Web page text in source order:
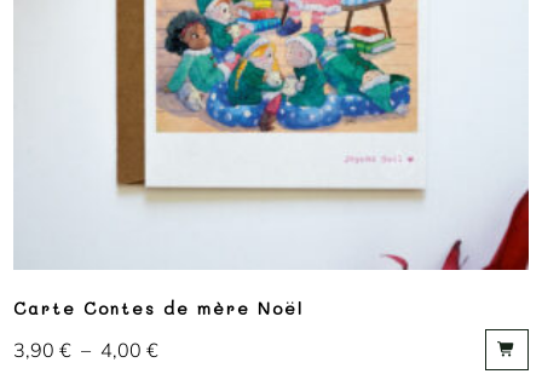
Carte Contes de mère Noël
3,90€ – 4,00€